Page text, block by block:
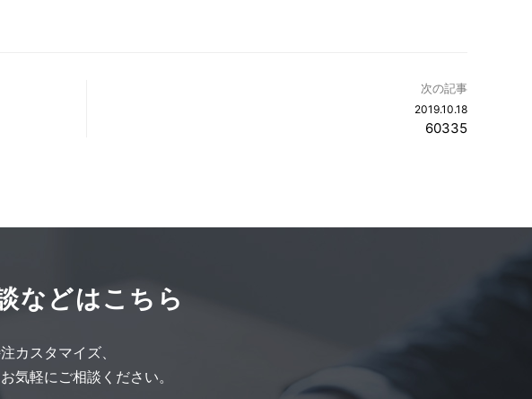
次の記事
2019.10.18
60335
などはこちら
カスタマイズ、
お気軽にご相談ください。